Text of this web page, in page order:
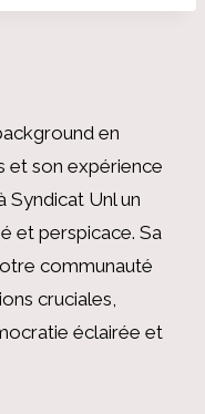
en
et son expérience
Syndicat Unl un
et perspicace. Sa
communauté
cruciales,
éclairée et